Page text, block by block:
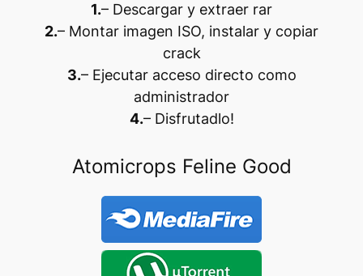
1.– Descargar y extraer rar
2.– Montar imagen ISO, instalar y copiar
crack
3.– Ejecutar acceso directo como
administrador
4.– Disfrutadlo!
Atomicrops Feline Good